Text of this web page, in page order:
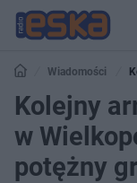
Wiadomości
tam potężny grad. Zobacz
Kolejny
w
potężny